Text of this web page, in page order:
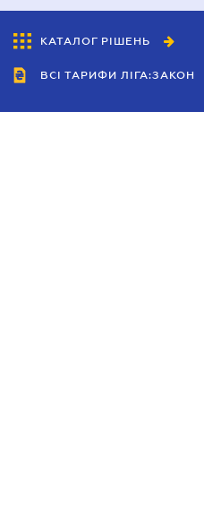
КАТАЛОГ РІШЕНЬ
ВСІ ТАРИФИ ЛІГА:ЗАКОН